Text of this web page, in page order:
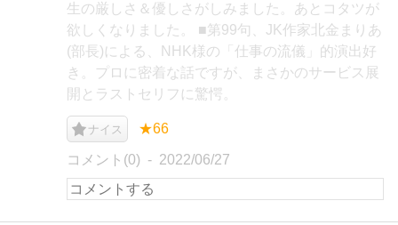
生の厳しさ＆優しさがしみました。あとコタツが
欲しくなりました。 ■第99句、JK作家北金まりあ
(部長)による、NHK様の「仕事の流儀」的演出好
き。プロに密着な話ですが、まさかのサービス展
開とラストセリフに驚愕。
ナイス ★66
コメント(0) 2022/06/27